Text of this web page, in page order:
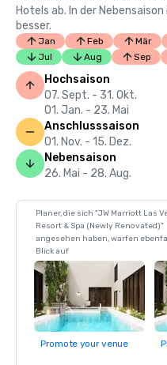
Hotels ab. In der
besser.
Jan Feb Mär
Jul
Aug Sep
Hochsaison
07. Sept. - 31. Okt.
01. Jan. - 23. Mai
Anschlusssaison
01. Nov. - 15. Dez.
Nebensaison
26. Mai - 28. Aug.
Planer, die sich "JW Marriott Las
Resort & Spa (Newly Renovated)"
angesehen haben, warfen
Blick auf
Promote your venue